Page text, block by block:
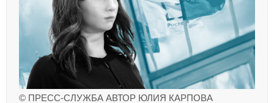
© ПРЕСС-СЛУЖБА АВТОР ЮЛИЯ КАРПОВА